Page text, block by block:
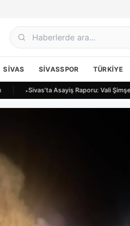
SIVAS SIVASSPOR TÜRKIYE
Sivas'ta Asayiş Raporu: Vali Şimşek 3